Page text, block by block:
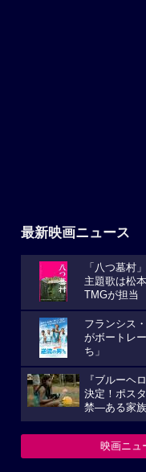
最新映画ニュース
「八つ墓村
主題歌は松
TMGが担当
フランシス
がボートレ
ち」
『ブルーヘ
決定！ポス
禁―ある家
映画ニュ